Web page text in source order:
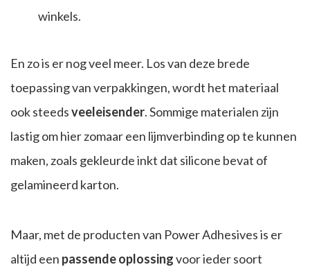
winkels.
En zo is er nog veel meer. Los van deze brede
toepassing van verpakkingen, wordt het materiaal
ook steedsveeleisender. Sommige materialen zijn
lastig om hier zomaar een lijmverbinding op te kunnen
maken, zoals gekleurde inkt dat silicone bevat of
gelamineerd karton.
Maar, met de producten van Power Adhesives is er
altijd een passende oplossingvoor ieder soort